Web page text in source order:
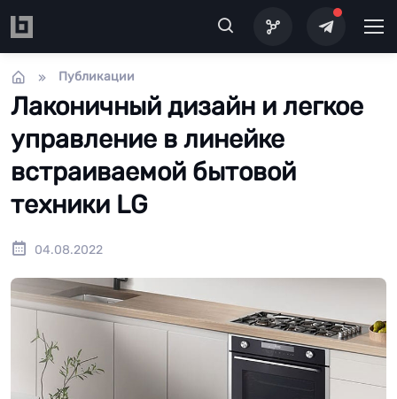
Публикации
Лаконичный дизайн и легкое
управление в линейке
встраиваемой бытовой
техники LG
04.08.2022